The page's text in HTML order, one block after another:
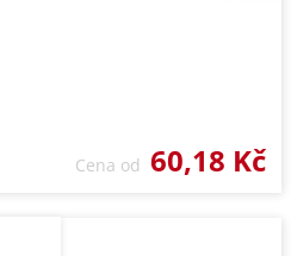
Cena od 60,18 Kč